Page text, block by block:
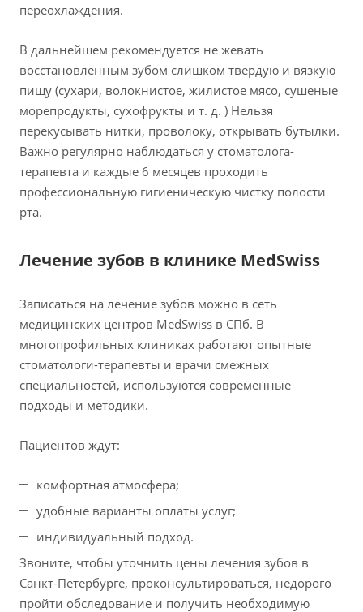
переохлаждения.
В дальнейшем рекомендуется не жевать
восстановленным зубом слишком твердую и вязкую
пищу (сухари, волокнистое, жилистое мясо, сушеные
морепродукты, сухофрукты и т. д. ) Нельзя
перекусывать нитки, проволоку, открывать бутылки.
Важно регулярно наблюдаться у стоматолога-
терапевта и каждые 6 месяцев проходить
профессиональную гигиеническую чистку полости
рта.
Лечение зубов в клинике MedSwiss
Записаться на лечение зубов можно в сеть
медицинских центров MedSwiss в СПб. В
многопрофильных клиниках работают опытные
стоматологи-терапевты и врачи смежных
специальностей, используются современные
подходы и методики.
Пациентов ждут:
комфортная атмосфера;
удобные варианты оплаты услуг;
индивидуальный подход.
Звоните, чтобы уточнить цены лечения зубов в
Санкт-Петербурге, проконсультироваться, недорого
пройти обследование и получить необходимую